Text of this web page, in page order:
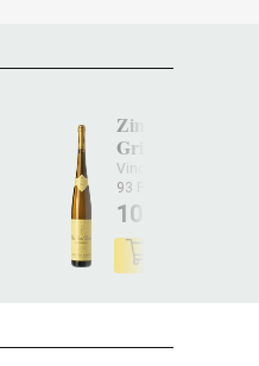
Zind Humbrecht
Gris Clos Saint
2013
Vino Bianco
93 PARKER
107,70